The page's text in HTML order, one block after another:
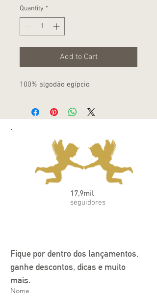
Quantity *
Add to Cart
100% algodão egípcio
17,9mil
seguidores
Fique por dentro dos lançamentos,
ganhe descontos, dicas e muito
mais.
Nome